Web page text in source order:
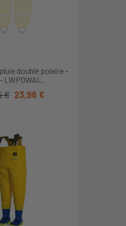
doublé polaire -
LWPOWAI...
€ 23,96 €